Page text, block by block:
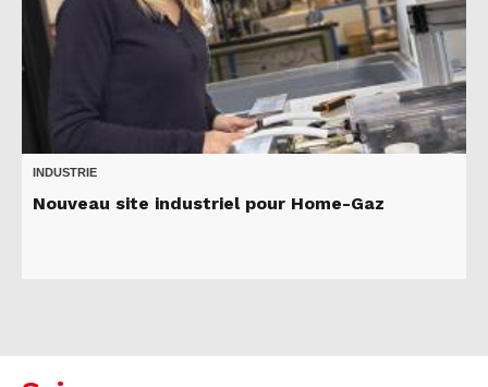
INDUSTRIE
Nouveau site industriel pour Home-Gaz